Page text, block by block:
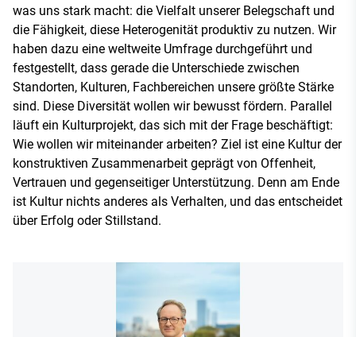
was uns stark macht: die Vielfalt unserer Belegschaft und
die Fähigkeit, diese Heterogenität produktiv zu nutzen. Wir
haben dazu eine weltweite Umfrage durchgeführt und
festgestellt, dass gerade die Unterschiede zwischen
Standorten, Kulturen, Fachbereichen unsere größte Stärke
sind. Diese Diversität wollen wir bewusst fördern. Parallel
läuft ein Kulturprojekt, das sich mit der Frage beschäftigt:
Wie wollen wir miteinander arbeiten? Ziel ist eine Kultur der
konstruktiven Zusammenarbeit geprägt von Offenheit,
Vertrauen und gegenseitiger Unterstützung. Denn am Ende
ist Kultur nichts anderes als Verhalten, und das entscheidet
über Erfolg oder Stillstand.